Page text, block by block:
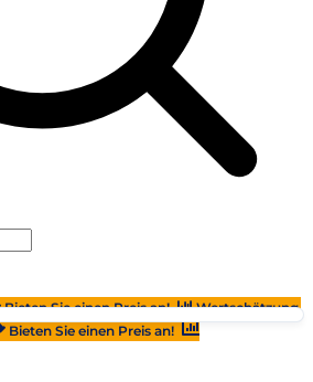
Bieten Sie einen Preis an!
Wertschätzung
Bieten Sie einen Preis an!